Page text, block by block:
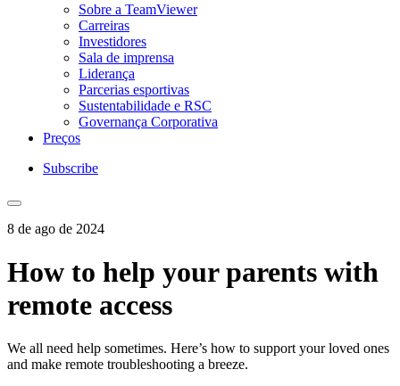
Sobre a TeamViewer
Carreiras
Investidores
Sala de imprensa
Liderança
Parcerias esportivas
Sustentabilidade e RSC
Governança Corporativa
Preços
Subscribe
8 de ago de 2024
How to help your parents with
remote access
We all need help sometimes. Here’s how to support your loved ones
and make remote troubleshooting a breeze.